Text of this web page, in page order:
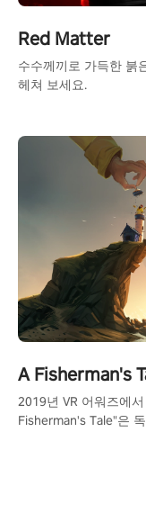
Red Matter
수수께끼로 가득한 붉
헤쳐 보세요.
A Fisherman's
2019년 VR 어워즈에
Fisherman's Tale"은